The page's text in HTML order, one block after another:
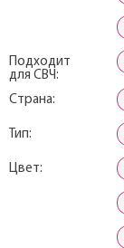
Подходит
для СВЧ:
Страна:
Тип:
Цвет: